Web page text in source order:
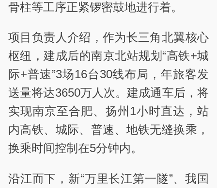
骨柱等工序正紧锣密鼓地进行着。
项目负责人介绍，作为长三角北翼核心
枢纽，建成后的南京北站规划“高铁+城
际+普速”3场16台30线布局，年旅客发
送量将达3650万人次。建成通车后，将
实现南京至合肥、扬州1小时直达，站
内高铁、城际、普速、地铁无缝换乘，
换乘时间控制在5分钟内。
沿江而下，新“万里长江第一隧”、我国